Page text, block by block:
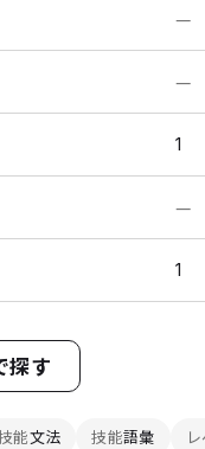
—
—
1
—
1
探す
能文法 技能語彙